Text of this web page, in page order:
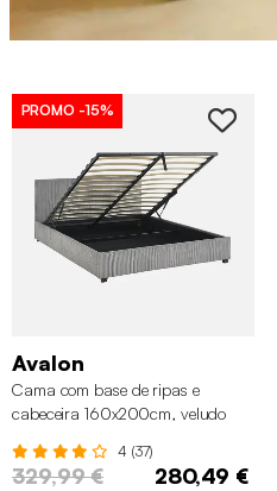
PROMO -15%
Avalon
Cama com base de ripas e
cabeceira 160x200cm, veludo
4 (37)
329,99 € 280,49 €